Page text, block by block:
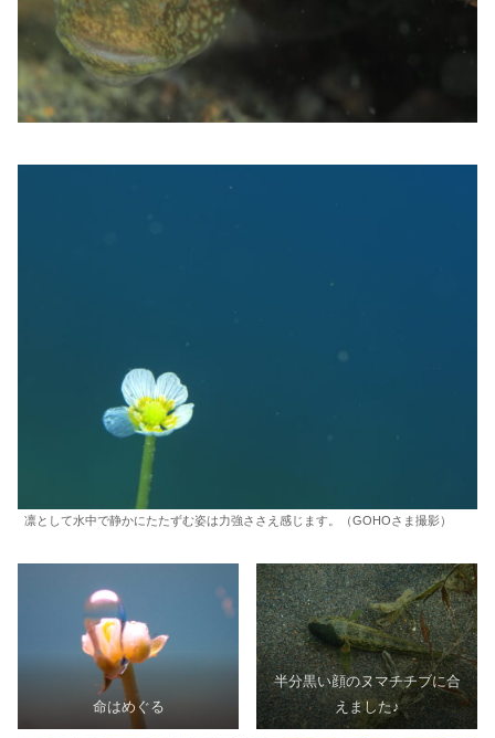
凛として水中で静かにたたずむ姿は力強ささえ感じます。（GOHOさま撮影）
命はめぐる
半分黒い顔のヌマチチブに合
えました♪